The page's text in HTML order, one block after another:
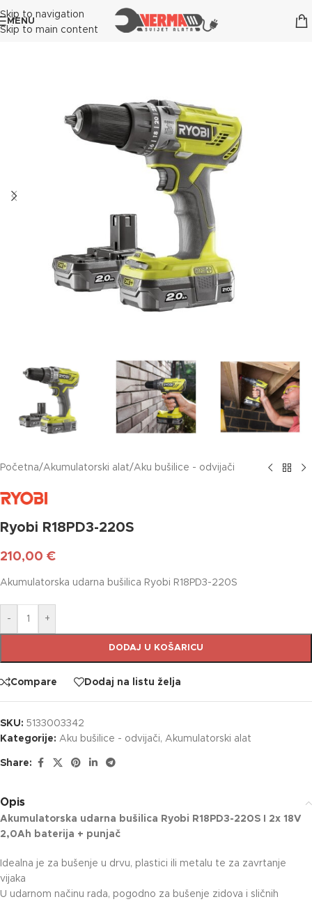
Skip to navigation
Skip to main content
MENU
Početna/Akumulatorski alat/Aku bušilice - odvijači
Ryobi R18PD3-220S
210,00 €
Akumulatorska udarna bušilica Ryobi R18PD3-220S
- +
DODAJ U KOŠARICU
Compare Dodaj na listu želja
SKU: 5133003342
Kategorije: Aku bušilice - odvijači, Akumulatorski alat
Share:
Opis
Akumulatorska udarna bušilica Ryobi R18PD3-220S I 2x 18V
2,0Ah baterija + punjač
Idealna je za bušenje u drvu, plastici ili metalu te za zavrtanje
vijaka
U udarnom načinu rada, pogodno za bušenje zidova i sličnih